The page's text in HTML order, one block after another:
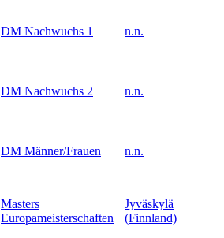
DM Nachwuchs 1 n.n.
DM Nachwuchs 2 n.n.
DM Männer/Frauen n.n.
Masters
Europameisterschaften
Jyväskylä
(Finnland)